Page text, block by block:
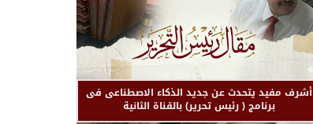
أشرف مفيد يتحدث عن جديد الذكاء الاصطناعى فى
برنامج ( رئيس تحرير) بالقناة الثانية